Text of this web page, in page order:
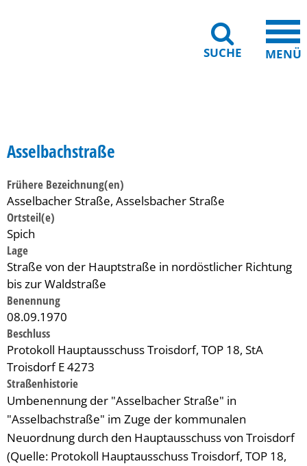
SUCHE MENÜ
Asselbachstraße
Frühere Bezeichnung(en)
Asselbacher Straße, Asselsbacher Straße
Ortsteil(e)
Spich
Lage
Straße von der Hauptstraße in nordöstlicher Richtung
bis zur Waldstraße
Benennung
08.09.1970
Beschluss
Protokoll Hauptausschuss Troisdorf, TOP 18, StA
Troisdorf E 4273
Straßenhistorie
Umbenennung der "Asselbacher Straße" in
"Asselbachstraße" im Zuge der kommunalen
Neuordnung durch den Hauptausschuss von Troisdorf
(Quelle: Protokoll Hauptausschuss Troisdorf, TOP 18,